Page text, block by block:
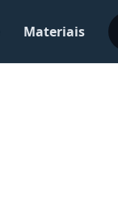
Materiais